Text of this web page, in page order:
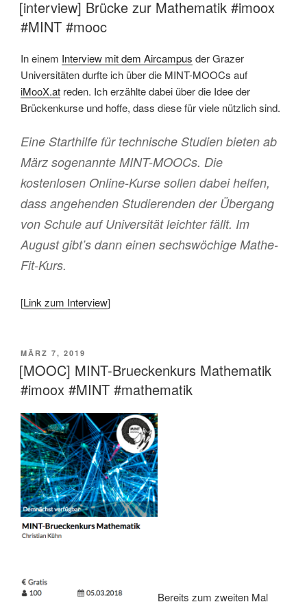
[interview] Brücke zur Mathematik #imoox
#MINT #mooc
In einem Interview mit dem Aircampus der Grazer
Universitäten durfte ich über die MINT-MOOCs auf
iMooX.at reden. Ich erzählte dabei über die Idee der
Brückenkurse und hoffe, dass diese für viele nützlich sind.
Eine Starthilfe für technische Studien bieten ab
März sogenannte MINT-MOOCs. Die
kostenlosen Online-Kurse sollen dabei helfen,
dass angehenden Studierenden der Übergang
von Schule auf Universität leichter fällt. Im
August gibt’s dann einen sechswöchige Mathe-
Fit-Kurs.
[Link zum Interview]
VERÖFFENTLICHT
AM
MÄRZ 7, 2019
[MOOC] MINT-Brueckenkurs Mathematik
#imoox #MINT #mathematik
Bereits zum zweiten Mal